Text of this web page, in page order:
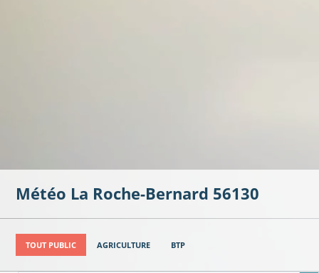
Météo La Roche-Bernard 56130
TOUT PUBLIC AGRICULTURE BTP